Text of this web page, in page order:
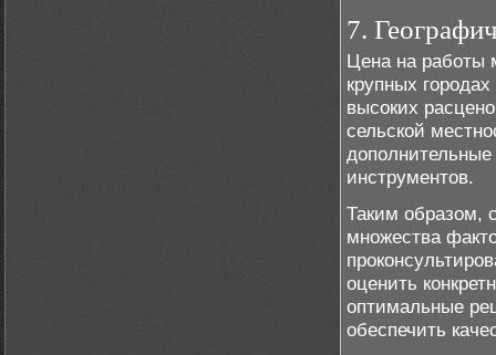
7.
Цена на работы
крупных
высоких
сельской
инструментов.
Таким образом,
множества
оценить
оптимальные
обеспечить